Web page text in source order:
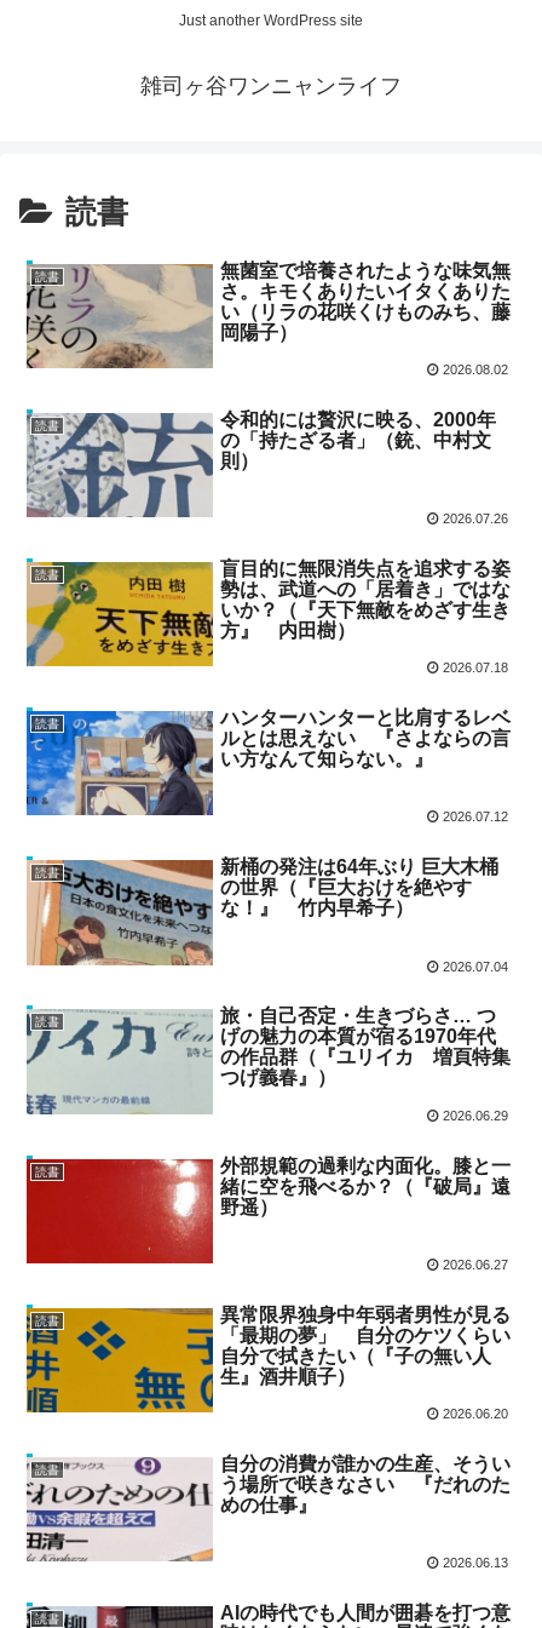
Just another WordPress site
雑司ヶ谷ワンニャンライフ
読書
読書
無菌室で培養されたような味気無
さ。キモくありたいイタくありた
い（リラの花咲くけものみち、藤
岡陽子）
2026.08.02
読書
令和的には贅沢に映る、2000年
の「持たざる者」（銃、中村文
則）
2026.07.26
読書
盲目的に無限消失点を追求する姿
勢は、武道への「居着き」ではな
いか？（『天下無敵をめざす生き
方』 内田樹）
2026.07.18
読書
ハンターハンターと比肩するレベ
ルとは思えない 『さよならの言
い方なんて知らない。』
2026.07.12
読書
新桶の発注は64年ぶり 巨大木桶
の世界（『巨大おけを絶やす
な！』 竹内早希子）
2026.07.04
読書
旅・自己否定・生きづらさ… つ
げの魅力の本質が宿る1970年代
の作品群（『ユリイカ 増頁特集
つげ義春』）
2026.06.29
読書
外部規範の過剰な内面化。膝と一
緒に空を飛べるか？（『破局』遠
野遥）
2026.06.27
読書
異常限界独身中年弱者男性が見る
「最期の夢」 自分のケツくらい
自分で拭きたい（『子の無い人
生』酒井順子）
2026.06.20
読書
自分の消費が誰かの生産、そうい
う場所で咲きなさい 『だれのた
めの仕事』
2026.06.13
読書
AIの時代でも人間が囲碁を打つ意